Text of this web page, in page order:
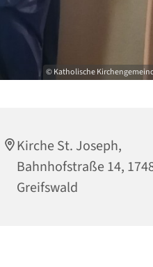
© Katholische
Kirche St. Joseph,
Bahnhofstraße 14,
Greifswald